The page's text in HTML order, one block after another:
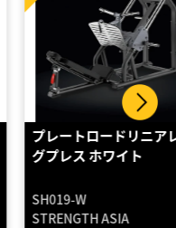
プレートロードリニアレッ
グプレス ホワイト
SH019-W
STRENGTH ASIA